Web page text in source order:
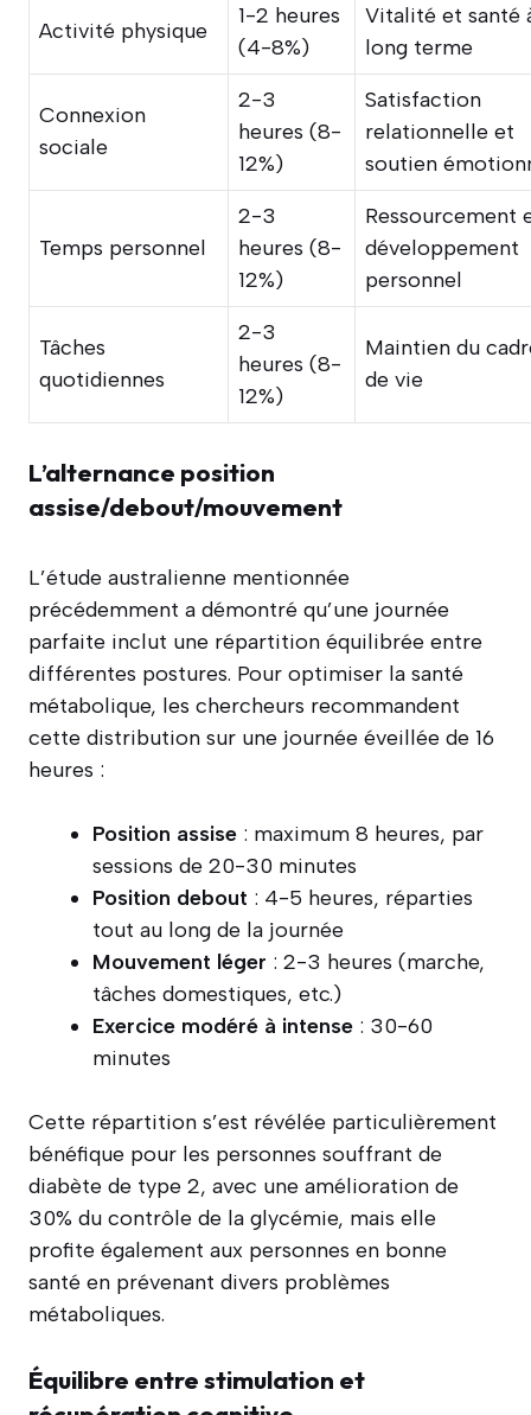
Activité physique
1-2 heures
(4-8%)
Vitalité et santé
long terme
Connexion
sociale
2-3
heures (8-
12%)
Satisfaction
relationnelle et
soutien
Temps personnel
2-3
heures (8-
12%)
Ressourcement
développement
personnel
Tâches
quotidiennes
2-3
heures (8-
12%)
Maintien du
de vie
L’alternance position
assise/debout/mouvement
L’étude australienne mentionnée
précédemment a démontré qu’une journée
parfaite inclut une répartition équilibrée entre
différentes postures. Pour optimiser la santé
métabolique, les chercheurs recommandent
cette distribution sur une journée éveillée de 16
heures :
Position assise : maximum 8 heures, par
sessions de 20-30 minutes
Position debout : 4-5 heures, réparties
tout au long de la journée
Mouvement léger : 2-3 heures (marche,
tâches domestiques, etc.)
Exercice modéré à intense : 30-60
minutes
Cette répartition s’est révélée particulièrement
bénéfique pour les personnes souffrant de
diabète de type 2, avec une amélioration de
30% du contrôle de la glycémie, mais elle
profite également aux personnes en bonne
santé en prévenant divers problèmes
métaboliques.
Équilibre entre stimulation et